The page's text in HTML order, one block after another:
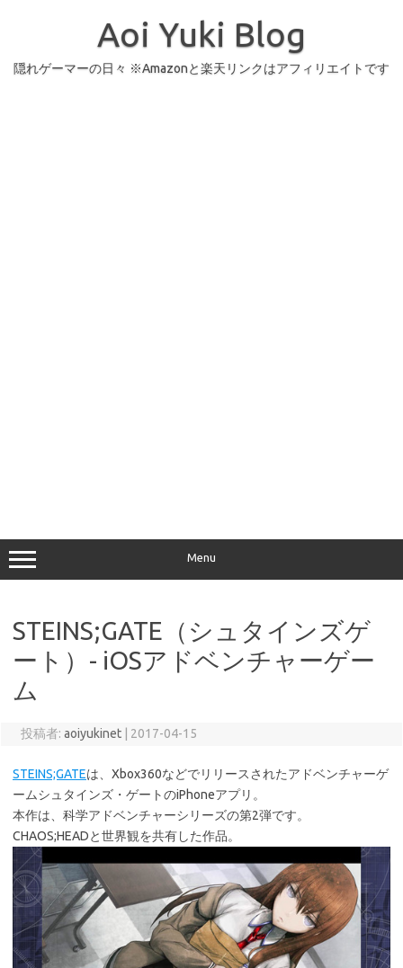
Aoi Yuki Blog
隠れゲーマーの日々 ※Amazonと楽天リンクはアフィリエイトです
Menu
STEINS;GATE（シュタインズゲ
ート）- iOSアドベンチャーゲー
ム
投稿者: aoiyukinet 2017-04-15
STEINS;GATEは、Xbox360などでリリースされたアドベンチャーゲ
ームシュタインズ・ゲートのiPhoneアプリ。
本作は、科学アドベンチャーシリーズの第2弾です。
CHAOS;HEADと世界観を共有した作品。